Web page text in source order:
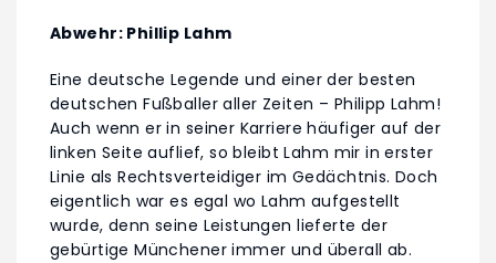
Abwehr: Phillip Lahm
Eine deutsche Legende und einer der besten
deutschen Fußballer aller Zeiten – Philipp Lahm!
Auch wenn er in seiner Karriere häufiger auf der
linken Seite auflief, so bleibt Lahm mir in erster
Linie als Rechtsverteidiger im Gedächtnis. Doch
eigentlich war es egal wo Lahm aufgestellt
wurde, denn seine Leistungen lieferte der
gebürtige Münchener immer und überall ab.